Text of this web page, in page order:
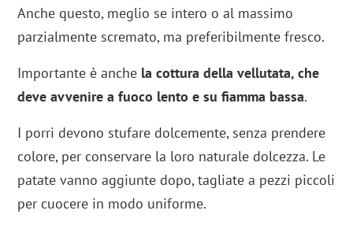
Anche questo, meglio se intero o al massimo
parzialmente scremato, ma preferibilmente fresco.
Importante è anche la cottura della vellutata, che
deve avvenire a fuoco lento e su fiamma bassa.
I porri devono stufare dolcemente, senza prendere
colore, per conservare la loro naturale dolcezza. Le
patate vanno aggiunte dopo, tagliate a pezzi piccoli
per cuocere in modo uniforme.